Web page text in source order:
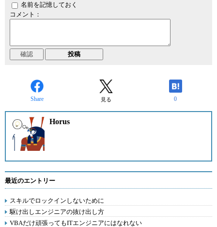
名前を記憶しておく
コメント：
Share 見る 0
Horus
最近のエントリー
スキルでロックインしないために
駆け出しエンジニアの抜け出し方
VBAだけ頑張ってもITエンジニアにはなれない